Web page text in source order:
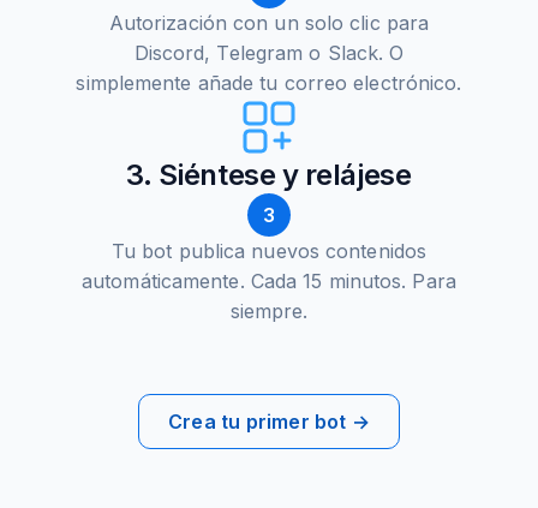
Autorización con un solo clic para
Discord, Telegram o Slack. O
simplemente añade tu correo electrónico.
3. Siéntese y relájese
3
Tu bot publica nuevos contenidos
automáticamente. Cada 15 minutos. Para
siempre.
Crea tu primer bot →